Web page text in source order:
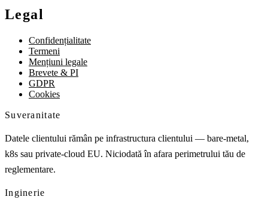
Legal
Confidențialitate
Termeni
Mențiuni legale
Brevete & PI
GDPR
Cookies
Suveranitate
Datele clientului rămân pe infrastructura clientului — bare-metal,
k8s sau private-cloud EU. Niciodată în afara perimetrului tău de
reglementare.
Inginerie